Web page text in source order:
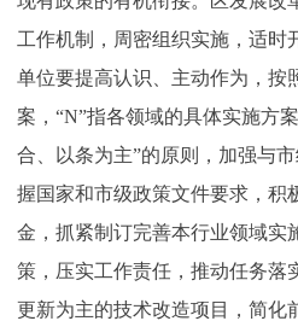
工作机制，周密组织实施，适时
单位要提高认识、主动作为，按
案，“N”指各领域的具体实施方
合、以条为主”的原则，加强与
握国家和市级政策文件要求，积
金，抓紧制订完善本行业领域实
策，压实工作责任，推动任务落
更新为主的技术改造项目，简化